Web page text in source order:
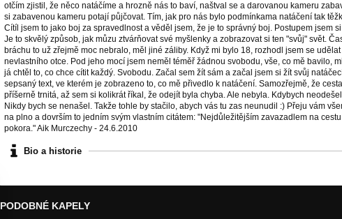
otčím zjistil, že něco natáčíme a hrozně nás to baví, naštval se a darovanou kameru
si zabavenou kameru potají půjčovat. Tím, jak pro nás bylo podmínkama natáčení tak
Cítíl jsem to jako boj za spravedlnost a věděl jsem, že je to správný boj. Postupem jsem
Je to skvělý způsob, jak můzu ztvárňovat své myšlenky a zobrazovat si ten "svůj" svět.
bráchu to už zřejmě moc nebralo, měl jiné záliby. Když mi bylo 18, rozhodl jsem se
nevlastního otce. Pod jeho mocí jsem neměl téměř žádnou svobodu, vše, co mě bavilo,
já chtěl to, co chce cítit každý. Svobodu. Začal sem žít sám a začal jsem si žít svůj
sepsaný text, ve kterém je zobrazeno to, co mě přivedlo k natáčení. Samozřejmě, že
příšerně trnitá, až sem si kolikrát říkal, že odejít byla chyba. Ale nebyla. Kdybych
Nikdy bych se nenašel. Takže tohle by stačilo, abych vás tu zas neunudil :) Přeju vám
na plno a dovrším to jedním svým vlastním citátem: "Nejdůležitějším zavazadlem na
pokora." Aik Murczechy - 24.6.2010
Bio a historie
PODOBNÉ KAPELY